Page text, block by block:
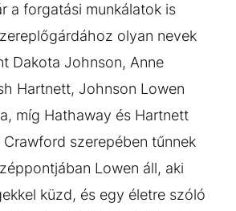
a forgatási munkálatok is
olyan nevek
Dakota Johnson, Anne
Hartnett, Johnson Lowen
míg Hathaway és Hartnett
szerepében tűnnek
Lowen áll, aki
küzd, és egy életre szóló